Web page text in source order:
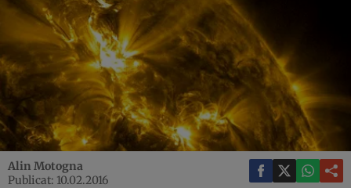
Alin Motogna
Publicat: 10.02.2016